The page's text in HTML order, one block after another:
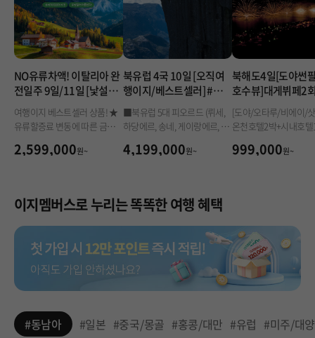
NO유류차액! 이탈리아 완
전일주 9일/11일 [낯설어
아름답다] #4성급호텔
여행이지 베스트셀러 상품! ★
유류할증료 변동에 따른 금액
유시간 #돌로미테 #아말피코스
알베로벨로 등) & 자유시간 5회
2,599,000원~
북유럽 4국 10일 [오직여
행이지/베스트셀러] #유류
할증료 추가없음# #노쇼
핑#노옵션#5대피오르드#
크루즈탑승#프레이케스
톨렌 #5대 필수옵션포함
■북유럽 5대 피오르드 (뤼세,
하당에르, 송네, 게이랑에르, 보
이케스톨렌 트레킹 [약3시간코
뉘하운운하/요정의 길/프레이
케스톨렌 트레킹)
4,199,000원~
북해도4일[도야썬
호수뷰]대게뷔페2
류무제한 ▶ 특급온
+시내1박
[도야/오타루/비에이/
온천호텔2박+시내호텔
999,000원~
이지멤버스로 누리는 똑똑한 여행 혜택
#동남아 #일본 #중국/몽골 #홍콩/대만 #유럽 #미주/대